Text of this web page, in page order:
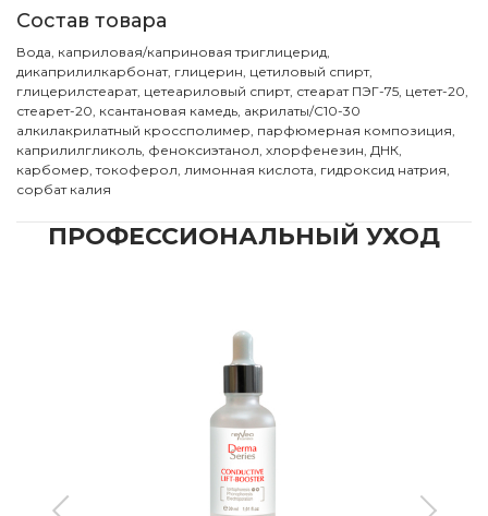
Состав товара
Вода, каприловая/каприновая триглицерид,
дикаприлилкарбонат, глицерин, цетиловый спирт,
глицерилстеарат, цетеариловый спирт, стеарат ПЭГ-75, цетет-20,
стеарет-20, ксантановая камедь, акрилаты/С10-30
алкилакрилатный кроссполимер, парфюмерная композиция,
каприлилгликоль, феноксиэтанол, хлорфенезин, ДНК,
карбомер, токоферол, лимонная кислота, гидроксид натрия,
сорбат калия
ПРОФЕССИОНАЛЬНЫЙ УХОД